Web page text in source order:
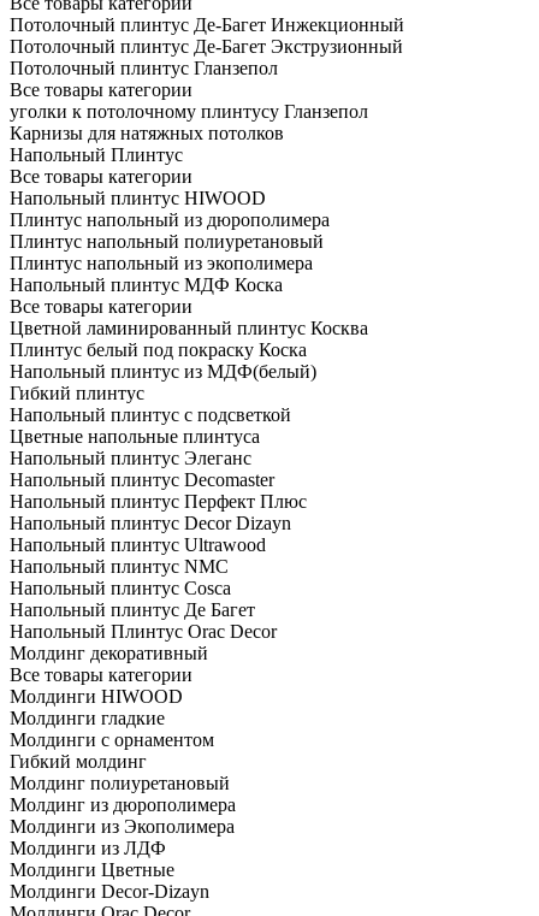
Потолочный плинтус Де-Багет Инжекционный
Потолочный плинтус Де-Багет Экструзионный
Потолочный плинтус Гланзепол
Все товары категории
уголки к потолочному плинтусу Гланзепол
Карнизы для натяжных потолков
Напольный Плинтус
Все товары категории
Напольный плинтус HIWOOD
Плинтус напольный из дюрополимера
Плинтус напольный полиуретановый
Плинтус напольный из экополимера
Напольный плинтус МДФ Коска
Все товары категории
Цветной ламинированный плинтус Косква
Плинтус белый под покраску Коска
Напольный плинтус из МДФ(белый)
Гибкий плинтус
Напольный плинтус с подсветкой
Цветные напольные плинтуса
Напольный плинтус Элеганс
Напольный плинтус Decomaster
Напольный плинтус Перфект Плюс
Напольный плинтус Decor Dizayn
Напольный плинтус Ultrawood
Напольный плинтус NMC
Напольный плинтус Cosca
Напольный плинтус Де Багет
Напольный Плинтус Orac Decor
Молдинг декоративный
Все товары категории
Молдинги HIWOOD
Молдинги гладкие
Молдинги с орнаментом
Гибкий молдинг
Молдинг полиуретановый
Молдинг из дюрополимера
Молдинги из Экополимера
Молдинги из ЛДФ
Молдинги Цветные
Молдинги Decor-Dizayn